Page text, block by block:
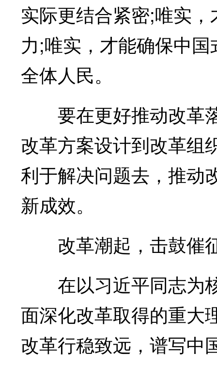
实际更结合紧密;唯实
力;唯实，才能确保中
全体人民。
要在更好推动改革
改革方案设计到改革组
利于解决问题去，推动
新成效。
改革潮起，击鼓催
在以习近平同志为
面深化改革取得的重大
改革行稳致远，谱写中